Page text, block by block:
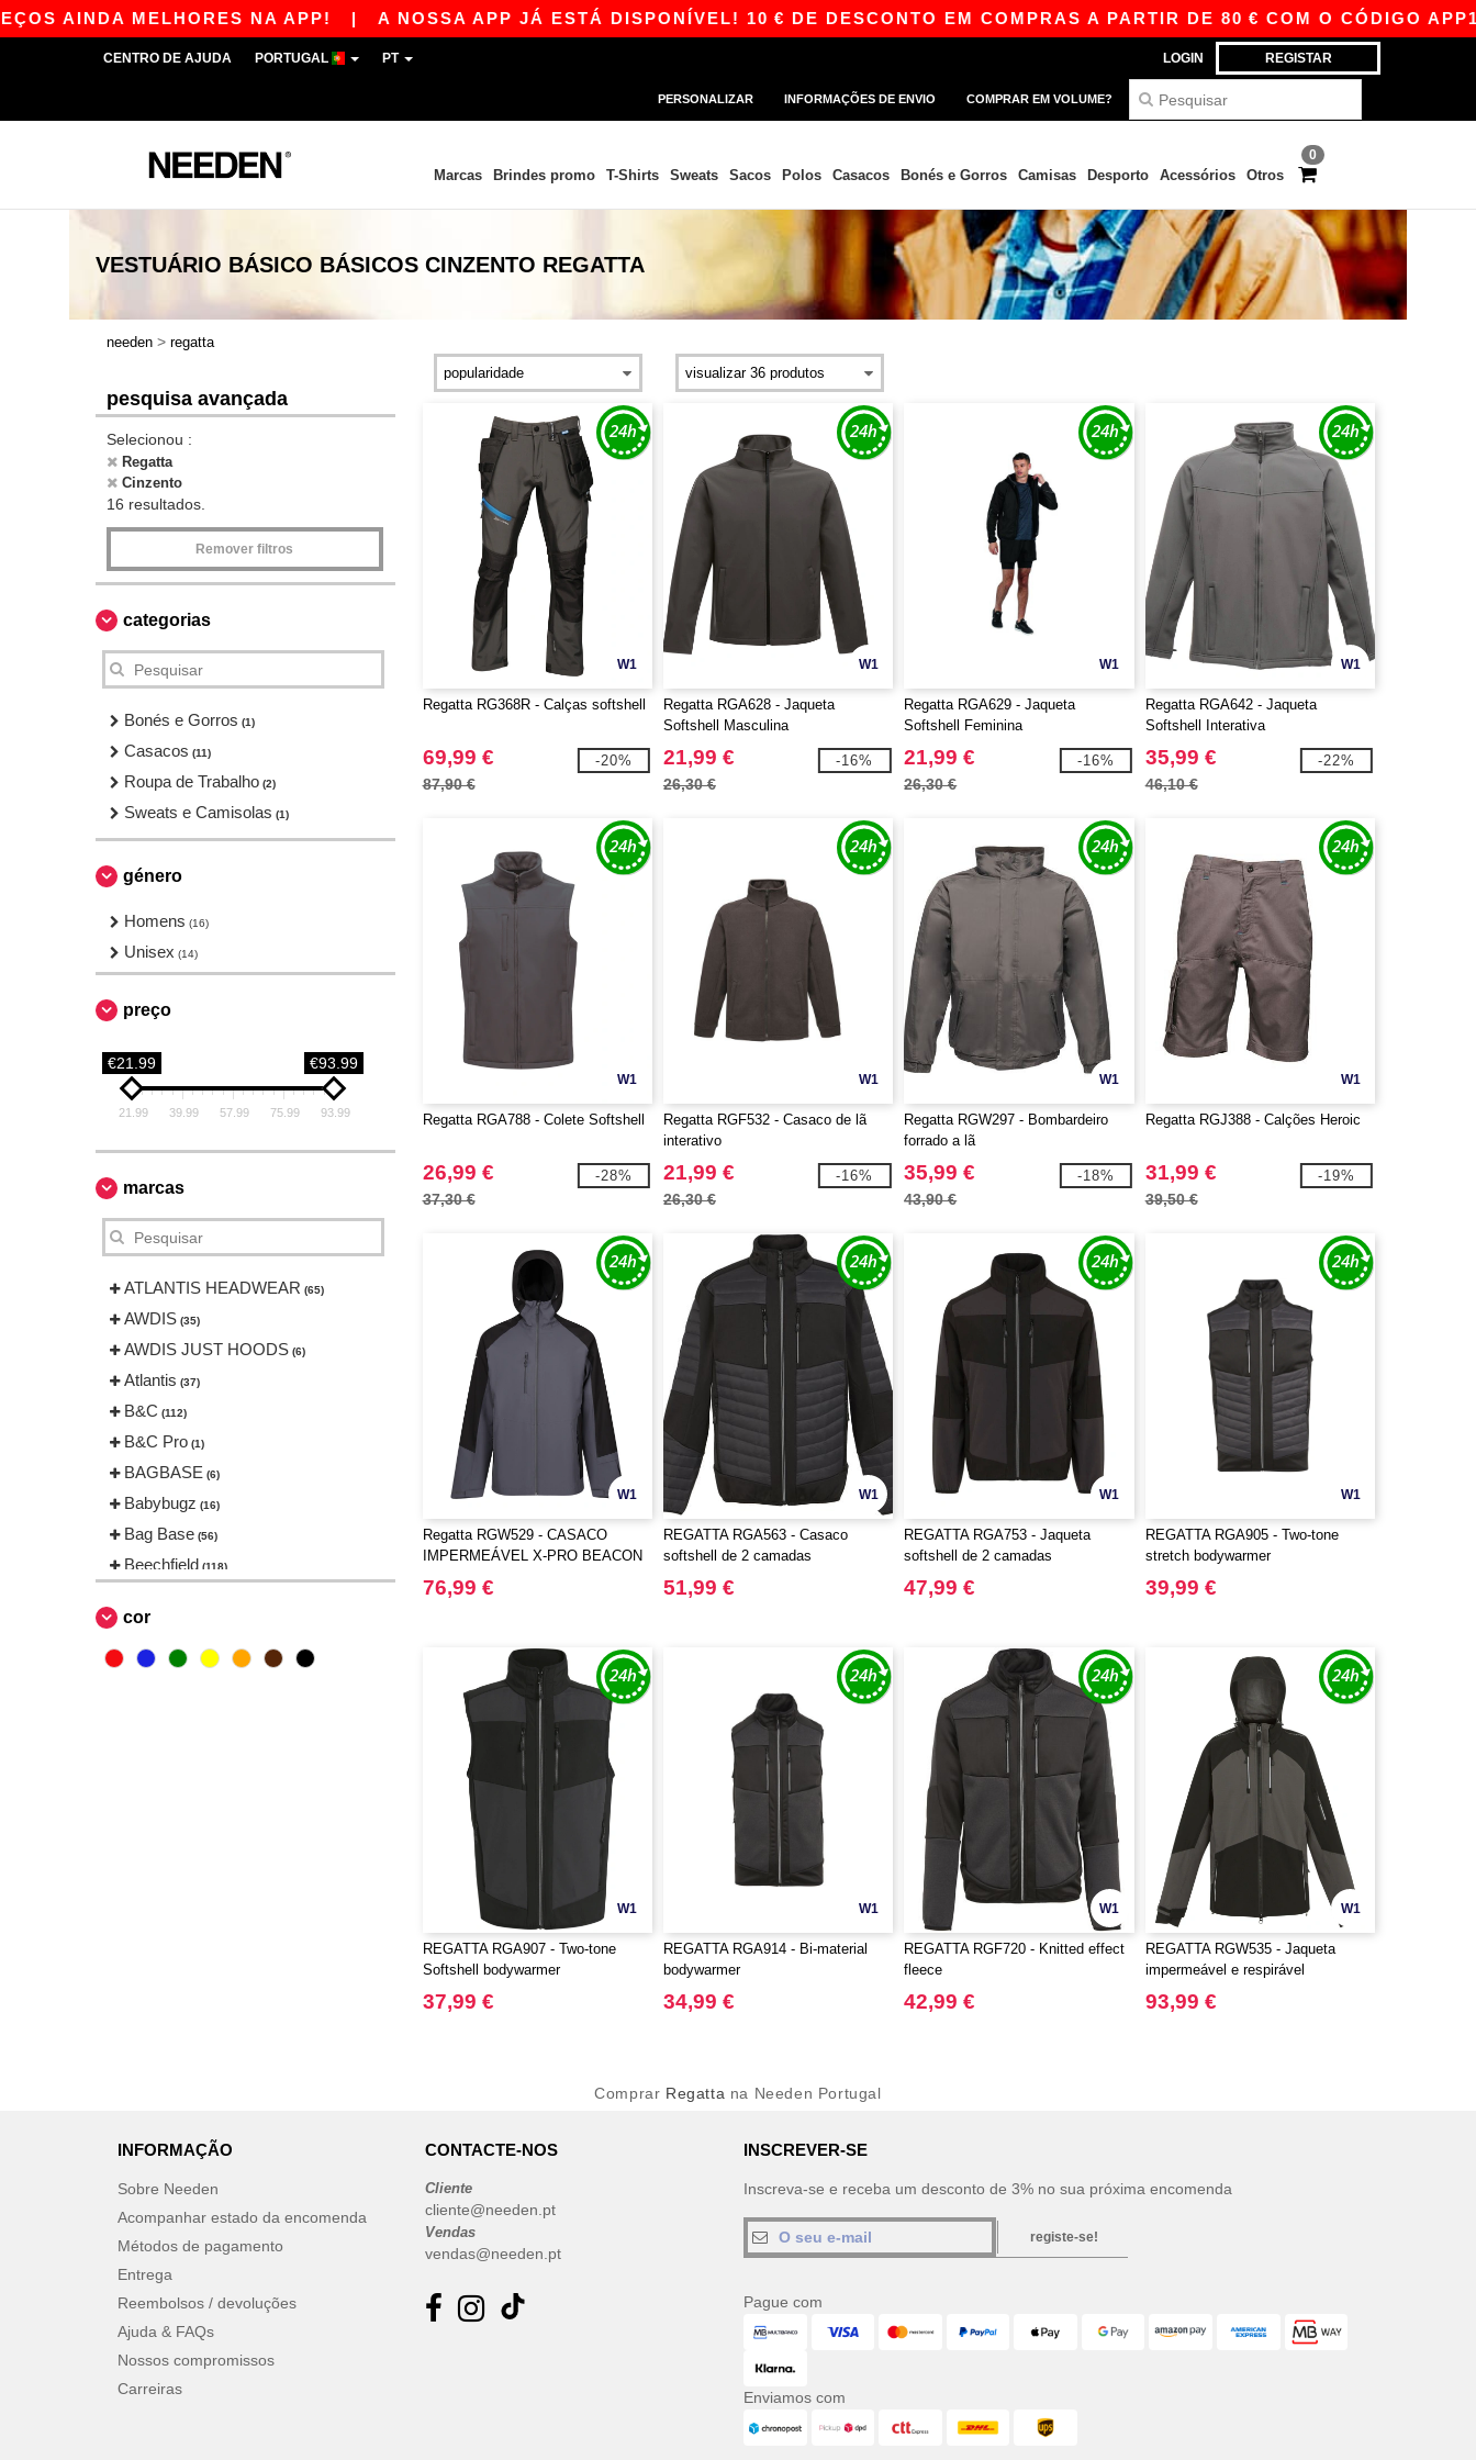
MELHORES NA APP! |A NOSSA APP JÁ ESTÁ DISPONÍVEL! 10 € DE DESCONTO EM COMPRAS A PARTIR DE 80 € COM O CÓDIGO APP10 –
LOGIN REGISTAR
CENTRO DE AJUDA PORTUGAL PT
PERSONALIZAR INFORMAÇÕES DE ENVIO COMPRAR EM VOLUME?
0
Marcas Brindes promo T-Shirts Sweats Sacos Polos Casacos Bonés e Gorros Camisas Desporto Acessórios Otros
VESTUÁRIO BÁSICO BÁSICOS CINZENTO REGATTA
needen > regatta
pesquisa avançada
Selecionou :
Regatta
Cinzento
16 resultados.
Remover filtros
categorias
Bonés e Gorros (1)
Casacos (11)
Roupa de Trabalho (2)
Sweats e Camisolas (1)
género
Homens (16)
Unisex (14)
preço
€21.99 €93.99
21.99 39.99 57.99 75.99 93.99
marcas
ATLANTIS HEADWEAR (65)
AWDIS (35)
AWDIS JUST HOODS (6)
Atlantis (37)
B&C (112)
B&C Pro (1)
BAGBASE (6)
Babybugz (16)
Bag Base (56)
Beechfield (118)
Black&Match
Build Your Brand (48)
FRUIT OF THE LOOM VINTAGE
Finden & Hales
Flexfit (56)
Fruit of the Loom (69)
Gildan
Henbury
Herock
cor
W1
Regatta RG368R - Calças softshell
69,99 €
87,90 €
-20%
W1
Regatta RGA628 - Jaqueta
Softshell Masculina
21,99 €
26,30 €
-16%
W1
Regatta RGA629 - Jaqueta
Softshell Feminina
21,99 €
26,30 €
-16%
W1
Regatta RGA642 - Jaqueta
Softshell Interativa
35,99 €
46,10 €
-22%
W1
Regatta RGA788 - Colete Softshell
26,99 €
37,30 €
-28%
W1
Regatta RGF532 - Casaco de lã
interativo
21,99 €
26,30 €
-16%
W1
Regatta RGW297 - Bombardeiro
forrado a lã
35,99 €
43,90 €
-18%
W1
Regatta RGJ388 - Calções Heroic
31,99 €
39,50 €
-19%
W1
Regatta RGW529 - CASACO
IMPERMEÁVEL X-PRO BEACON
BRITE LIGHT
76,99 €
W1
REGATTA RGA563 - Casaco
softshell de 2 camadas
51,99 €
W1
REGATTA RGA753 - Jaqueta
softshell de 2 camadas
47,99 €
W1
REGATTA RGA905 - Two-tone
stretch bodywarmer
39,99 €
W1
REGATTA RGA907 - Two-tone
Softshell bodywarmer
37,99 €
W1
REGATTA RGA914 - Bi-material
bodywarmer
34,99 €
W1
REGATTA RGF720 - Knitted effect
fleece
42,99 €
W1
REGATTA RGW535 - Jaqueta
impermeável e respirável
93,99 €
Comprar Regatta na Needen Portugal
INFORMAÇÃO
Sobre Needen
Acompanhar estado da encomenda
Métodos de pagamento
Entrega
Reembolsos / devoluções
Ajuda & FAQs
Nossos compromissos
Carreiras
CONTACTE-NOS
Cliente
cliente@needen.pt
Vendas
vendas@needen.pt
INSCREVER-SE
Inscreva-se e receba um desconto de 3% no sua próxima encomenda
registe-se!
Pague com
Enviamos com